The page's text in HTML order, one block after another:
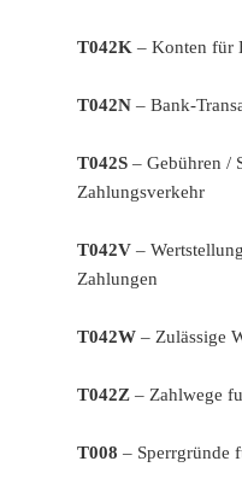
T042K – Konten für
T042N – Bank-
T042S – Gebühren /
Zahlungsverkehr
T042V –
Zahlungen
T042W – Zulässige
T042Z – Zahlwege
T008 – Sperrgründe